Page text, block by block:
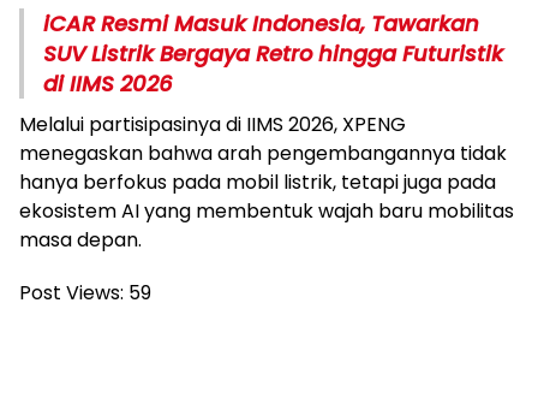
iCAR Resmi Masuk Indonesia, Tawarkan
SUV Listrik Bergaya Retro hingga Futuristik
di IIMS 2026
Melalui partisipasinya di IIMS 2026, XPENG
menegaskan bahwa arah pengembangannya tidak
hanya berfokus pada mobil listrik, tetapi juga pada
ekosistem AI yang membentuk wajah baru mobilitas
masa depan.
Post Views: 59